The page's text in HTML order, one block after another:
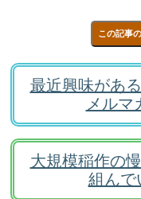
この記事
最近興味があ
メルマ
大規模稲作の
組んで